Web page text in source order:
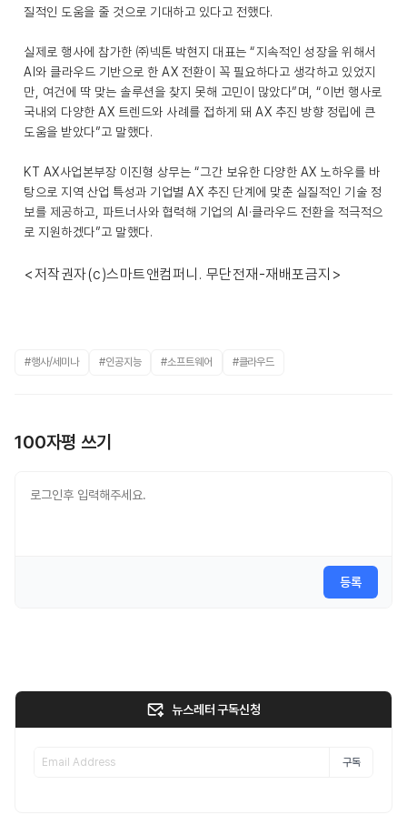
질적인 도움을 줄 것으로 기대하고 있다고 전했다.
실제로 행사에 참가한 ㈜넥톤 박현지 대표는 “지속적인 성장을 위해서
AI와 클라우드 기반으로 한 AX 전환이 꼭 필요하다고 생각하고 있었지
만, 여건에 딱 맞는 솔루션을 찾지 못해 고민이 많았다”며, “이번 행사로
국내외 다양한 AX 트렌드와 사례를 접하게 돼 AX 추진 방향 정립에 큰
도움을 받았다”고 말했다.
KT AX사업본부장 이진형 상무는 “그간 보유한 다양한 AX 노하우를 바
탕으로 지역 산업 특성과 기업별 AX 추진 단계에 맞춘 실질적인 기술 정
보를 제공하고, 파트너사와 협력해 기업의 AI·클라우드 전환을 적극적으
로 지원하겠다”고 말했다.
<저작권자(c)스마트앤컴퍼니. 무단전재-재배포금지>
#행사/세미나 #인공지능 #소프트웨어 #클라우드
100자평 쓰기
등록
뉴스레터 구독신청
구독